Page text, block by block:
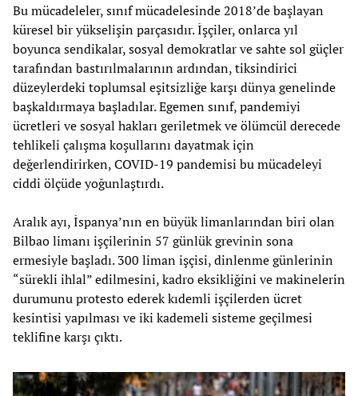
Bu mücadeleler, sınıf mücadelesinde 2018’de başlayan
küresel bir yükselişin parçasıdır. İşçiler, onlarca yıl
boyunca sendikalar, sosyal demokratlar ve sahte sol güçler
tarafından bastırılmalarının ardından, tiksindirici
düzeylerdeki toplumsal eşitsizliğe karşı dünya genelinde
başkaldırmaya başladılar. Egemen sınıf, pandemiyi
ücretleri ve sosyal hakları geriletmek ve ölümcül derecede
tehlikeli çalışma koşullarını dayatmak için
değerlendirirken, COVID-19 pandemisi bu mücadeleyi
ciddi ölçüde yoğunlaştırdı.
Aralık ayı, İspanya’nın en büyük limanlarından biri olan
Bilbao limanı işçilerinin 57 günlük grevinin sona
ermesiyle başladı. 300 liman işçisi, dinlenme günlerinin
“sürekli ihlal” edilmesini, kadro eksikliğini ve makinelerin
durumunu protesto ederek kıdemli işçilerden ücret
kesintisi yapılması ve iki kademeli sisteme geçilmesi
teklifine karşı çıktı.